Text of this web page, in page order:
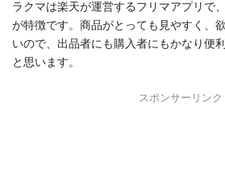
ラクマは楽天が運営するフリマアプリで
が特徴です。商品がとっても見やすく、
いので、出品者にも購入者にもかなり便
と思います。
スポンサーリンク